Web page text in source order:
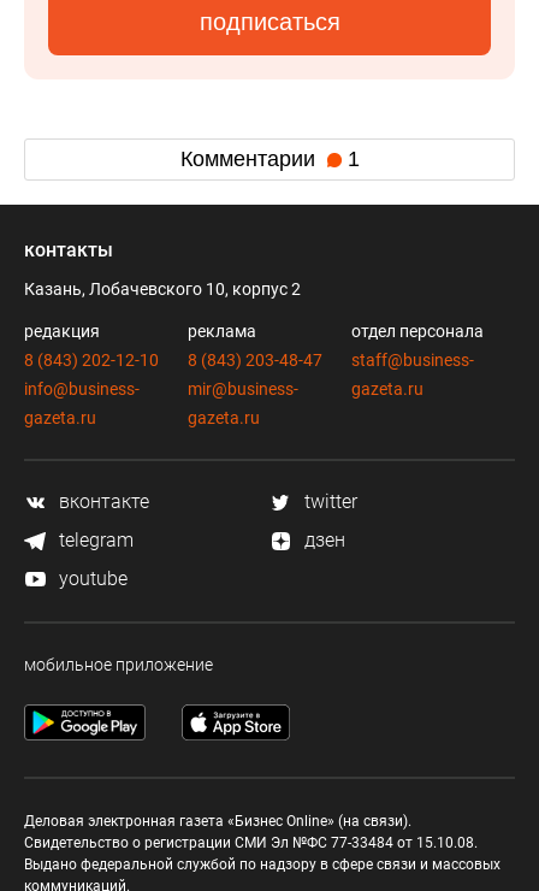
подписаться
Комментарии 1
контакты
Казань, Лобачевского 10, корпус 2
редакция
8 (843) 202-12-10
info@business-
gazeta.ru
реклама
8 (843) 203-48-47
mir@business-
gazeta.ru
отдел персонала
staff@business-
gazeta.ru
вконтакте
twitter
telegram
дзен
youtube
мобильное приложение
Деловая электронная газета «Бизнес Online» (на связи).
Свидетельство о регистрации СМИ Эл №ФС 77-33484 от 15.10.08.
Выдано федеральной службой по надзору в сфере связи и массовых
коммуникаций.